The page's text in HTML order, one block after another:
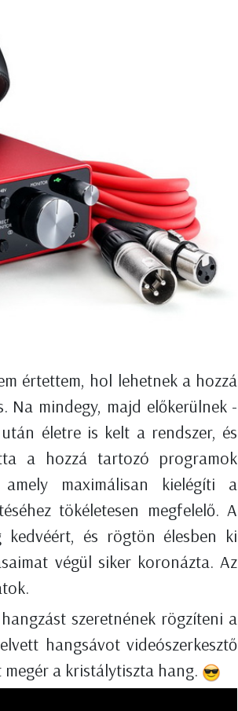
értettem, hol lehetnek a hozzá
mindegy, majd előkerülnek -
életre is kelt a rendszer, és
a hozzá tartozó programok
maximálisan kielégíti a
tökéletesen megfelelő. A
kedvéért, és rögtön élesben ki
végül siker koronázta. Az
szeretnének rögzíteni a
hangsávot videószerkesztő
a kristálytiszta hang.